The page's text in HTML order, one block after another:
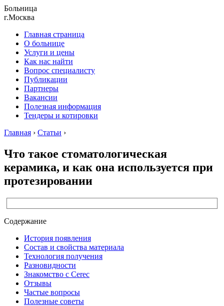
Больница
г.Москва
Главная страница
О больнице
Услуги и цены
Как нас найти
Вопрос специалисту
Публикации
Партнеры
Вакансии
Полезная информация
Тендеры и котировки
Главная › Статьи ›
Что такое стоматологическая
керамика, и как она используется при
протезировании
Содержание
История появления
Состав и свойства материала
Технология получения
Разновидности
Знакомство с Cerec
Отзывы
Частые вопросы
Полезные советы